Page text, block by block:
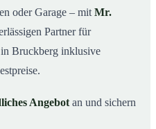
oder Garage – mit Mr.
Partner für
Bruckberg inklusive
Angebot an und sichern